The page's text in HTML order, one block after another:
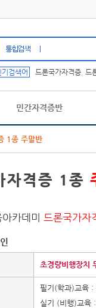
기검색어 드론국가자격증 드
민간자격증반
1종 주말반
자격증 1종
카데미 드론국가자
초경량비행장치
필기(학과)교육 :
실기 (비행)교육